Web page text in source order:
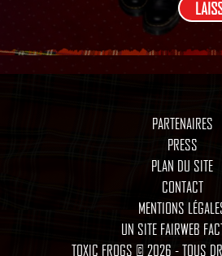
PARTENAIRES
PRESS
PLAN DU SITE
CONTACT
MENTIONS
UN SITE FAIRWEB
TOXIC FROGS © 2026 - TOUS